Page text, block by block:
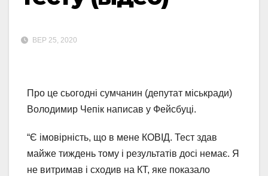
ВЕР 25, 2020
Про це сьогодні сумчанин (депутат міськради)
Володимир Чепік написав у Фейсбуці.
“Є імовірність, що в мене КОВІД. Тест здав
майже тиждень тому і результатів досі немає. Я
не витримав і сходив на КТ, яке показало